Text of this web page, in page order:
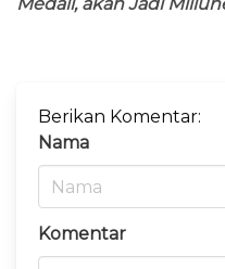
Medali, akan Jadi
Berikan Komentar:
Nama
Komentar